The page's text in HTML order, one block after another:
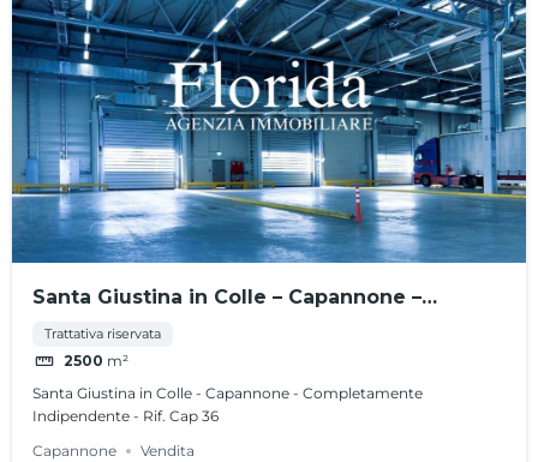
Santa Giustina in Colle – Capannone –
Completamente Indipendente – Rif. Cap 36
Trattativa riservata
2500 m²
Santa Giustina in Colle - Capannone - Completamente
Indipendente - Rif. Cap 36
Capannone
Vendita